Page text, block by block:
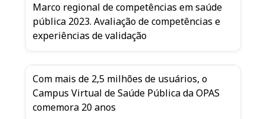
Marco regional de competências em saúde
pública 2023. Avaliação de competências e
experiências de validação
Com mais de 2,5 milhões de usuários, o
Campus Virtual de Saúde Pública da OPAS
comemora 20 anos